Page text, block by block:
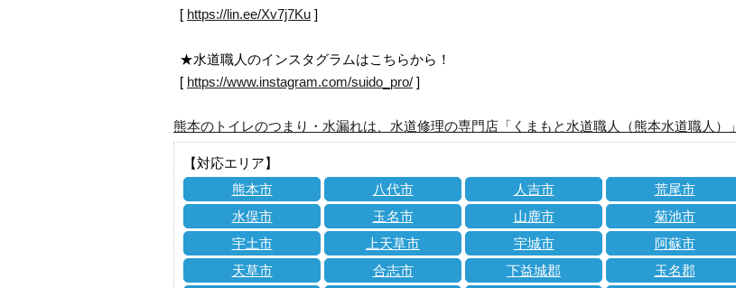
[ https://lin.ee/Xv7j7Ku ]
★水道職人のインスタグラムはこちらから！
[ https://www.instagram.com/suido_pro/ ]
熊本のトイレのつまり・水漏れは、水道修理の専門店「くまもと水道職人（熊本水道職人）」
【対応エリア】
熊本市
八代市 人吉市
荒尾市
水俣市
玉名市 山鹿市
菊池市
宇土市
上天草市 宇城市
阿蘇市
天草市
合志市 下益城郡
玉名郡